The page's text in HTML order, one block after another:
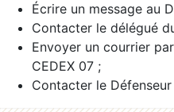
Écrire un message au
Contacter le délégué
Envoyer un courrier
CEDEX 07 ;
Contacter le